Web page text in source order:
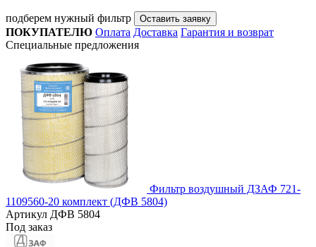
подберем нужный фильтр Оставить заявку
ПОКУПАТЕЛЮ Оплата Доставка Гарантия и возврат
Специальные предложения
Фильтр воздушный ДЗАФ 721-
1109560-20 комплект (ДФВ 5804)
Артикул ДФВ 5804
Под заказ